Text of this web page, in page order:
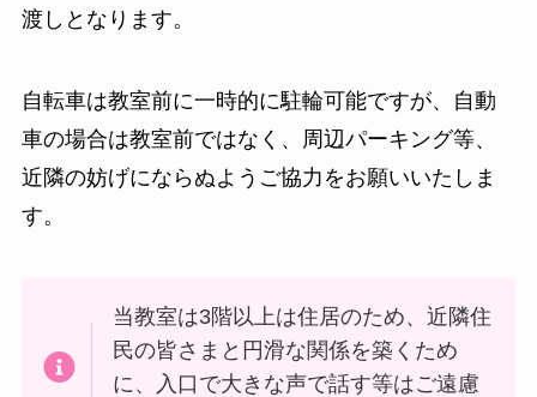
渡しとなります。
自転車は教室前に一時的に駐輪可能ですが、自動
車の場合は教室前ではなく、周辺パーキング等、
近隣の妨げにならぬようご協力をお願いいたしま
す。
当教室は3階以上は住居のため、近隣住
民の皆さまと円滑な関係を築くため
に、入口で大きな声で話す等はご遠慮